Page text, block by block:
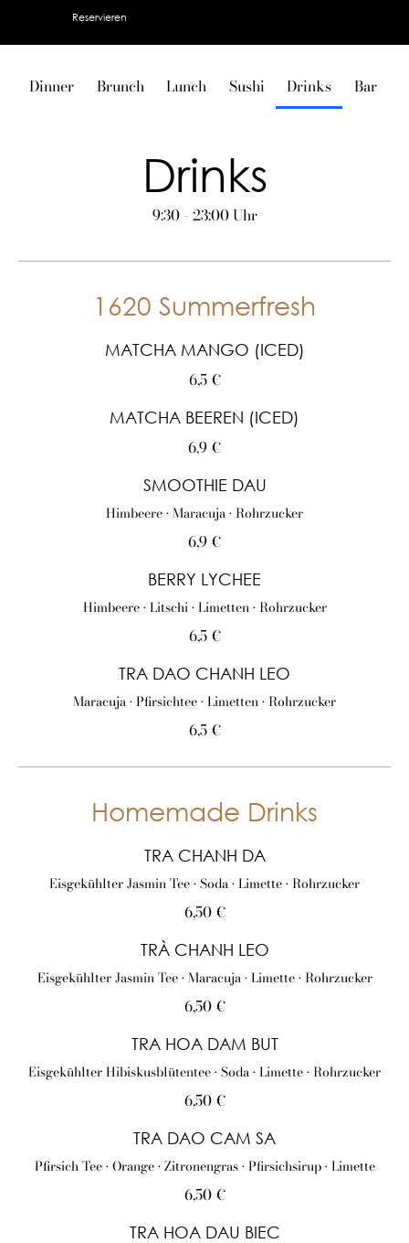
Reservieren
Dinner Brunch Lunch Sushi Drinks Bar
Drinks
9:30 - 23:00 Uhr
1620 Summerfresh
MATCHA MANGO (ICED)
6,5 €
MATCHA BEEREN (ICED)
6,9 €
SMOOTHIE DAU
Himbeere • Maracuja • Rohrzucker
6,9 €
BERRY LYCHEE
Himbeere • Litschi • Limetten • Rohrzucker
6,5 €
TRA DAO CHANH LEO
Maracuja • Pfirsichtee • Limetten • Rohrzucker
6,5 €
Homemade Drinks
TRA CHANH DA
Eisgekühlter Jasmin Tee • Soda • Limette • Rohrzucker
6,50 €
TRÀ CHANH LEO
Eisgekühlter Jasmin Tee • Maracuja • Limette • Rohrzucker
6,50 €
TRA HOA DAM BUT
Eisgekühlter Hibiskusblütentee • Soda • Limette • Rohrzucker
6,50 €
TRA DAO CAM SA
Pfirsich Tee • Orange • Zitronengras • Pfirsichsirup • Limette
6,50 €
TRA HOA DAU BIEC